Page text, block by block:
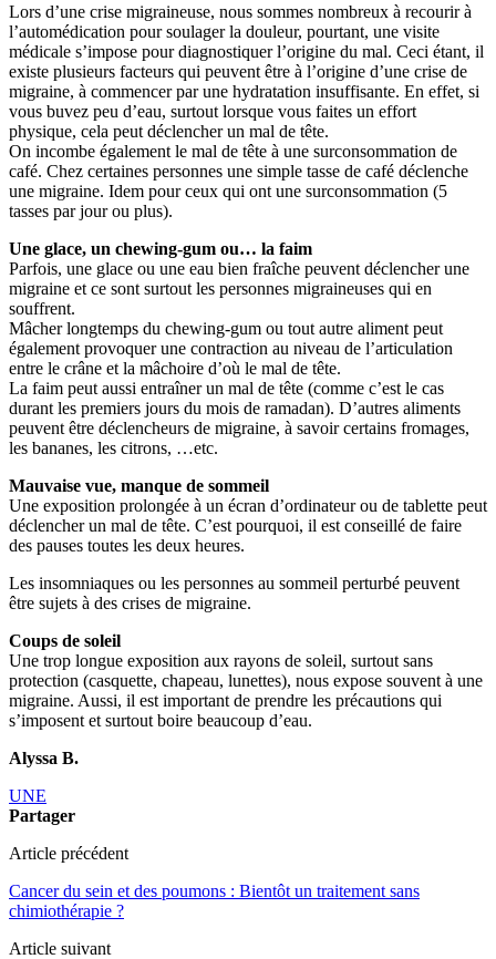
Lors d’une crise migraineuse, nous sommes nombreux à recourir à
l’automédication pour soulager la douleur, pourtant, une visite
médicale s’impose pour diagnostiquer l’origine du mal. Ceci étant, il
existe plusieurs facteurs qui peuvent être à l’origine d’une crise de
migraine, à commencer par une hydratation insuffisante. En effet, si
vous buvez peu d’eau, surtout lorsque vous faites un effort
physique, cela peut déclencher un mal de tête.
On incombe également le mal de tête à une surconsommation de
café. Chez certaines personnes une simple tasse de café déclenche
une migraine. Idem pour ceux qui ont une surconsommation (5
tasses par jour ou plus).
Une glace, un chewing-gum ou… la faim
Parfois, une glace ou une eau bien fraîche peuvent déclencher une
migraine et ce sont surtout les personnes migraineuses qui en
souffrent.
Mâcher longtemps du chewing-gum ou tout autre aliment peut
également provoquer une contraction au niveau de l’articulation
entre le crâne et la mâchoire d’où le mal de tête.
La faim peut aussi entraîner un mal de tête (comme c’est le cas
durant les premiers jours du mois de ramadan). D’autres aliments
peuvent être déclencheurs de migraine, à savoir certains fromages,
les bananes, les citrons, …etc.
Mauvaise vue, manque de sommeil
Une exposition prolongée à un écran d’ordinateur ou de tablette peut
déclencher un mal de tête. C’est pourquoi, il est conseillé de faire
des pauses toutes les deux heures.
Les insomniaques ou les personnes au sommeil perturbé peuvent
être sujets à des crises de migraine.
Coups de soleil
Une trop longue exposition aux rayons de soleil, surtout sans
protection (casquette, chapeau, lunettes), nous expose souvent à une
migraine. Aussi, il est important de prendre les précautions qui
s’imposent et surtout boire beaucoup d’eau.
Alyssa B.
UNE
Partager
Article précédent
Cancer du sein et des poumons : Bientôt un traitement sans
chimiothérapie ?
Article suivant